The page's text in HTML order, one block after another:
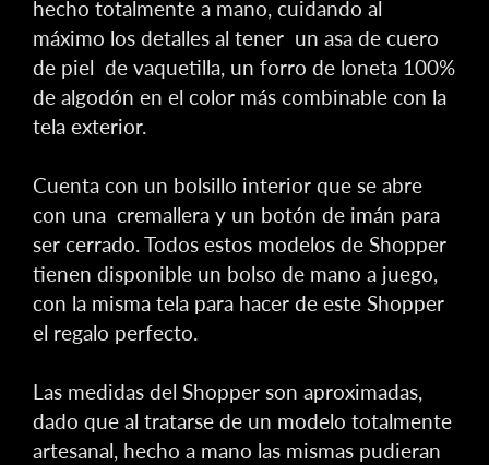
hecho totalmente a mano, cuidando al
máximo los detalles al tener un asa de cuero
de piel de vaquetilla, un forro de loneta 100%
de algodón en el color más combinable con la
tela exterior.
Cuenta con un bolsillo interior que se abre
con una cremallera y un botón de imán para
ser cerrado.Todos estos modelos de Shopper
tienen disponible un bolso de mano a juego,
con la misma tela para hacer de este Shopper
el regalo perfecto.
Las medidas del Shopper son aproximadas,
dado que al tratarse de un modelo totalmente
artesanal, hecho a mano las mismas pudieran